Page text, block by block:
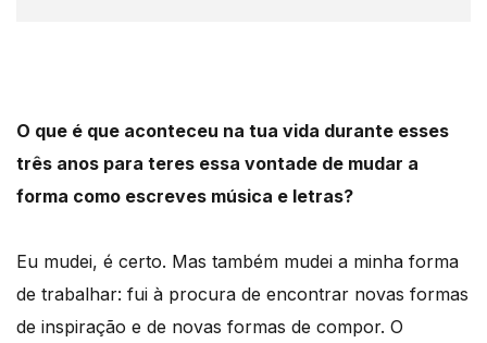
O que é que aconteceu na tua vida durante esses
três anos para teres essa vontade de mudar a
forma como escreves música e letras?
Eu mudei, é certo. Mas também mudei a minha forma
de trabalhar: fui à procura de encontrar novas formas
de inspiração e de novas formas de compor. O